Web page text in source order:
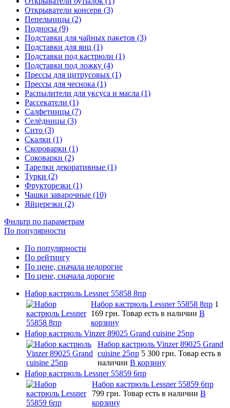
Открыватели консерв (3)
Пепельницы (2)
Подносы (9)
Подставки для чайных пакетов (3)
Подставки для яиц (1)
Подставки под кастрюли (1)
Подставки под ложку (4)
Прессы для цитрусовых (1)
Прессы для чеснока (1)
Распылители для уксуса и масла (1)
Рассекатели (1)
Салфетницы (7)
Селёдницы (3)
Сито (3)
Скалки (1)
Скороварки (1)
Соковарки (2)
Тарелки декоративные (1)
Турки (2)
Фрукторезки (1)
Чашки заварочные (10)
Яйцерезки (2)
Фильтр по параметрам
По популярности
По популярности
По рейтингу
По цене, сначала недорогие
По цене, сначала дорогие
Набор кастрюль Lessner 55858 8пр
Набор кастрюль Lessner 55858 8пр 1
169 грн. Товар есть в наличии В
корзину
Набор кастрюль Vinzer 89025 Grand cuisine 25пр
Набор кастрюль Vinzer 89025 Grand
cuisine 25пр 5 300 грн. Товар есть в
наличии В корзину
Набор кастрюль Lessner 55859 6пр
Набор кастрюль Lessner 55859 6пр
799 грн. Товар есть в наличии В
корзину